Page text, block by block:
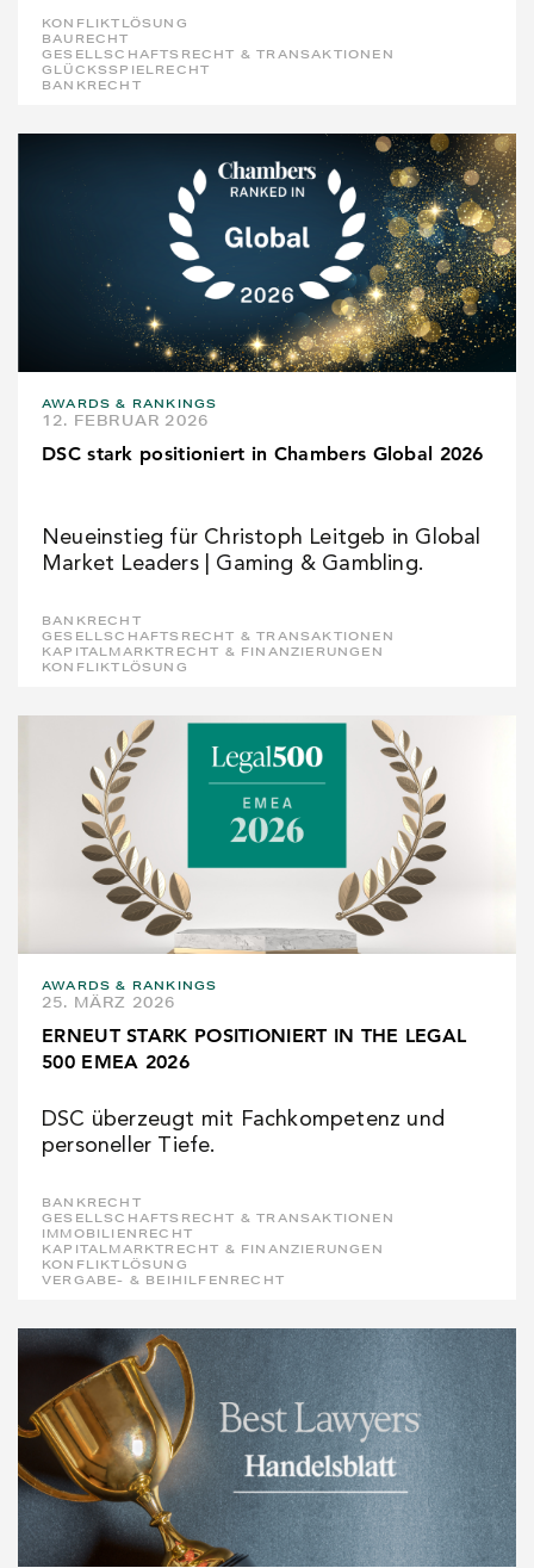
KONFLIKTLÖSUNG
BAURECHT
GESELLSCHAFTSRECHT & TRANSAKTIONEN
GLÜCKSSPIELRECHT
BANKRECHT
AWARDS & RANKINGS
12. FEBRUAR 2026
DSC stark positioniert in Chambers Global 2026
Neueinstieg für Christoph Leitgeb in Global
Market Leaders | Gaming & Gambling.
BANKRECHT
GESELLSCHAFTSRECHT & TRANSAKTIONEN
KAPITALMARKTRECHT & FINANZIERUNGEN
KONFLIKTLÖSUNG
AWARDS & RANKINGS
25. MÄRZ 2026
ERNEUT STARK POSITIONIERT IN THE LEGAL
500 EMEA 2026
DSC überzeugt mit Fachkompetenz und
personeller Tiefe.
BANKRECHT
GESELLSCHAFTSRECHT & TRANSAKTIONEN
IMMOBILIENRECHT
KAPITALMARKTRECHT & FINANZIERUNGEN
KONFLIKTLÖSUNG
VERGABE- & BEIHILFENRECHT